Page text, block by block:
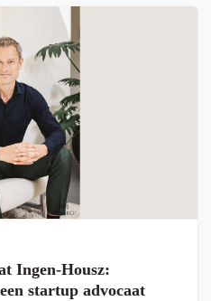
Ingen-Housz:
startup advocaat